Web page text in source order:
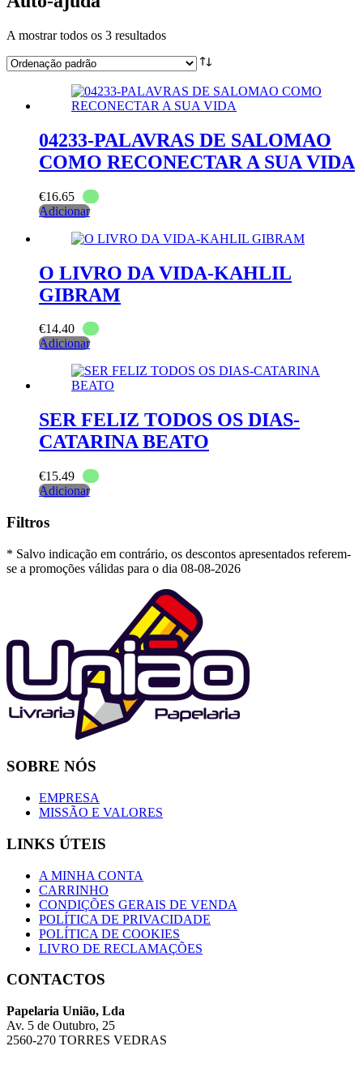
A mostrar todos os 3 resultados
04233-PALAVRAS DE SALOMAO
COMO RECONECTAR A SUA VIDA
€16.65
Adicionar
O LIVRO DA VIDA-KAHLIL
GIBRAM
€14.40
Adicionar
SER FELIZ TODOS OS DIAS-
CATARINA BEATO
€15.49
Adicionar
Filtros
* Salvo indicação em contrário, os descontos apresentados referem-
se a promoções válidas para o dia 08-08-2026
SOBRE NÓS
EMPRESA
MISSÃO E VALORES
LINKS ÚTEIS
A MINHA CONTA
CARRINHO
CONDIÇÕES GERAIS DE VENDA
POLÍTICA DE PRIVACIDADE
POLÍTICA DE COOKIES
LIVRO DE RECLAMAÇÕES
CONTACTOS
Papelaria União, Lda
Av. 5 de Outubro, 25
2560-270 TORRES VEDRAS